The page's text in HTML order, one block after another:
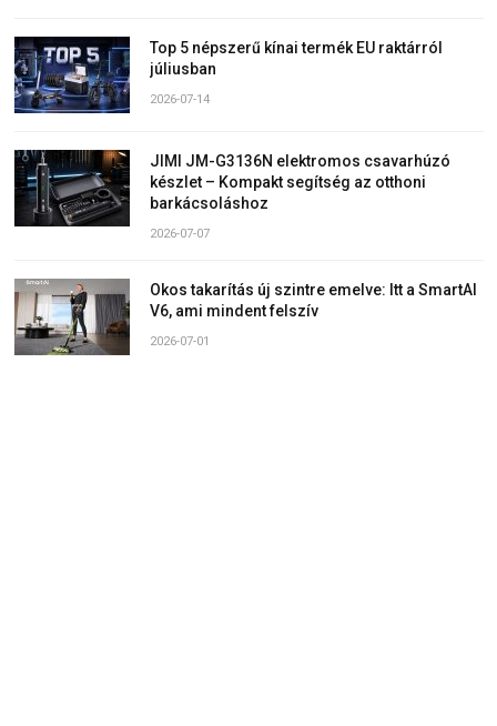
Top 5 népszerű kínai termék EU raktárról
júliusban
2026-07-14
JIMI JM-G3136N elektromos csavarhúzó
készlet – Kompakt segítség az otthoni
barkácsoláshoz
2026-07-07
Okos takarítás új szintre emelve: Itt a SmartAI
V6, ami mindent felszív
2026-07-01